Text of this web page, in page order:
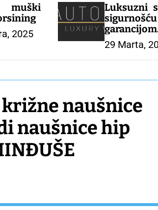
muški
2025
Luksuzni
Beograd
29 Marta,
naušnice
naušnice hip
nakit – MINĐUŠE